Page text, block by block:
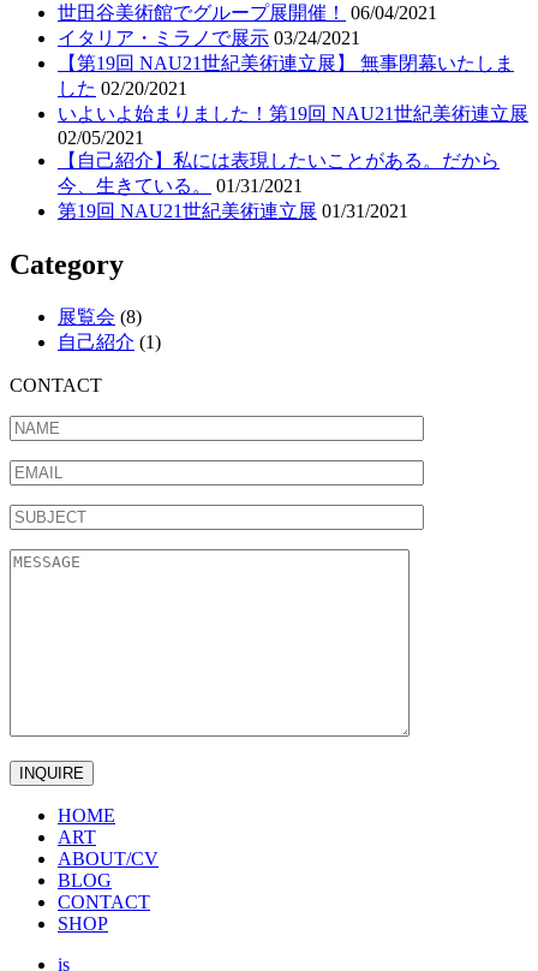
世田谷美術館でグループ展開催！
06/04/2021
イタリア・ミラノで展示 03/24/2021
【第19回 NAU21世紀美術連立展】 無事閉幕いたしま
した 02/20/2021
いよいよ始まりました！第19回 NAU21世紀美術連立展
02/05/2021
【自己紹介】私には表現したいことがある。だから
今、生きている。
01/31/2021
第19回 NAU21世紀美術連立展 01/31/2021
Category
展覧会 (8)
自己紹介 (1)
CONTACT
HOME
ART
ABOUT/CV
BLOG
CONTACT
SHOP
is